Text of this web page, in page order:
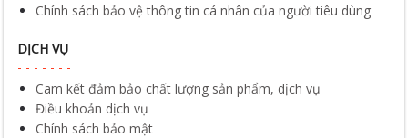
Chính sách bảo vệ thông tin cá nhân của người tiêu dùng
DỊCH VỤ
Cam kết đảm bảo chất lượng sản phẩm, dịch vụ
Điều khoản dịch vụ
Chính sách bảo mật